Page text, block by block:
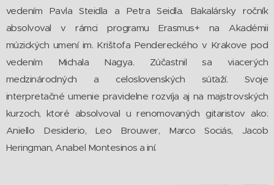
vedením Pavla Steidla a Petra Seidla. Bakalársky ročník
absolvoval v rámci programu Erasmus+ na Akadémii
múzických umení im. Krištofa Pendereckého v Krakove pod
vedením Michala Nagya. Zúčastnil sa viacerých
medzinárodných a celoslovenských súťaží. Svoje
interpretačné umenie pravidelne rozvíja aj na majstrovských
kurzoch, ktoré absolvoval u renomovaných gitaristov ako:
Aniello Desiderio, Leo Brouwer, Marco Sociás, Jacob
Heringman, Anabel Montesinos a iní.